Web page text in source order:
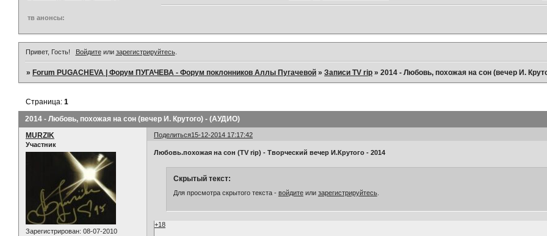
тв анонсы:
Привет, Гость! Войдитеили зарегистрируйтесь.
»Forum PUGACHEVA | Форум ПУГАЧЕВА - Форум поклонников Аллы Пугачевой »Записи TV rip »2014 - Любовь, похожая на сон (вечер И.
2014 - Любовь, похожая на сон (вечер И. Крутого) - (АУДИО)
Страница:1
Поделиться15-12-2014 17:17:42
MURZIK
Участник
Зарегистрирован: 08-07-2010
Любовь.похожая на сон (TV rip) - Творческий вечер И.Крутого - 2014
Скрытый текст:
Для просмотра скрытого текста - войдитеили зарегистрируйтесь.
+18